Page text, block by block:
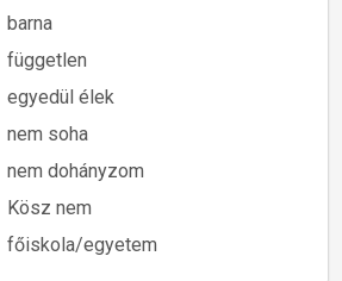
barna
független
egyedül élek
nem soha
nem dohányzom
Kösz nem
főiskola/egyetem